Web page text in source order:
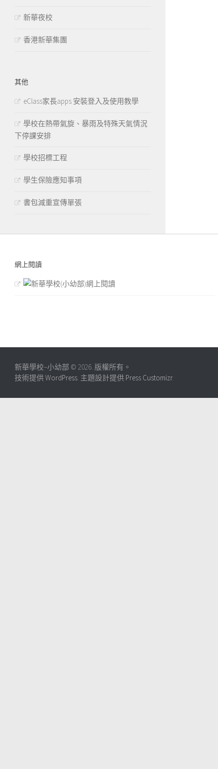
新華夜校
香港新華集團
其他
eClass家長apps 安裝登入及使用教學
學校在熱帶氣旋、暴雨及特殊天氣情況
下停課安排
學校招標工程
學生保險應知事項
書包減重宣傳單張
網上閱讀
新華學校–小幼部 © 2026. 版權所有。
技術提供WordPress. 主題設計提供 Press Customizr.